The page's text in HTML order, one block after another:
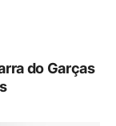
do Garças